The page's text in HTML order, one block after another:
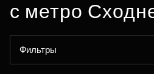
с метро
Фильтры